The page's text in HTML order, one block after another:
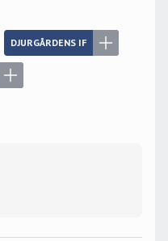
DJURGÅRDENS IF